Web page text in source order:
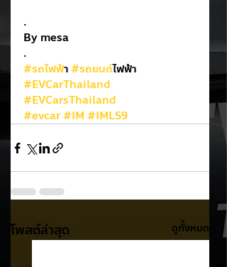
.
By mesa
.
#รถไฟฟ้า #รถยนต์ไฟฟ้า
#EVCarThailand
#EVCarsThailand
#evcar#IM #IMLS9
โพสต์ล่าสุด ดูทั้งหมด